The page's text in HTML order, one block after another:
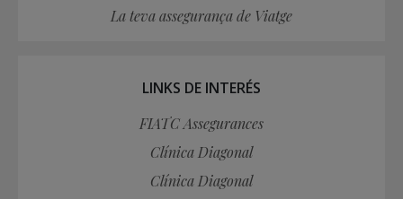
La teva assegurança de Viatge
LINKS DE INTERÉS
FIATC Assegurances
Clínica Diagonal
Clínica Diagonal